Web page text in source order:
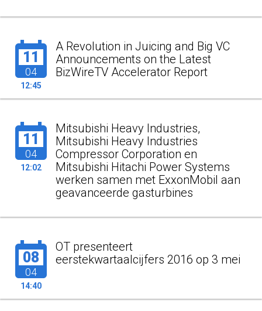
11
04
12:45
A Revolution in Juicing and Big VC
Announcements on the Latest
BizWireTV Accelerator Report
11
04
12:02
Mitsubishi Heavy Industries,
Mitsubishi Heavy Industries
Compressor Corporation en
Mitsubishi Hitachi Power Systems
werken samen met ExxonMobil aan
geavanceerde gasturbines
08
04
14:40
OT presenteert
eerstekwartaalcijfers 2016 op 3 mei